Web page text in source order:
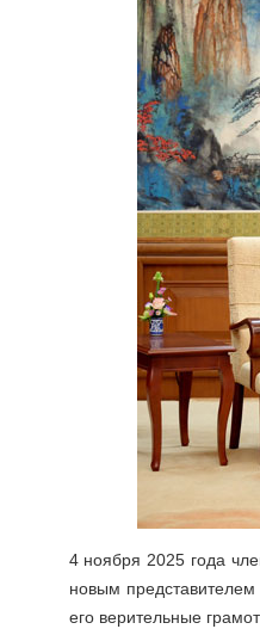
4 ноября 2025 года
новым
его верительные